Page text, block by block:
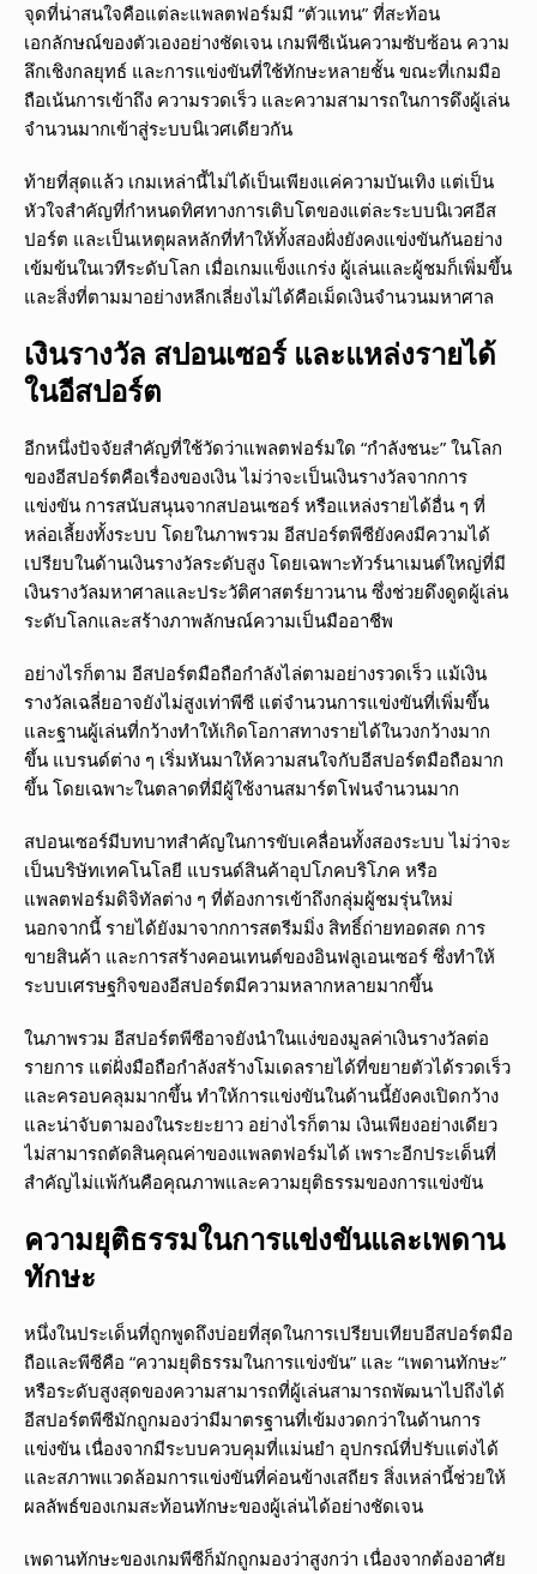
จุดที่น่าสนใจคือแต่ละแพลตฟอร์มมี “ตัวแทน” ที่สะท้อน
เอกลักษณ์ของตัวเองอย่างชัดเจน เกมพีซีเน้นความซับซ้อน ความ
ลึกเชิงกลยุทธ์ และการแข่งขันที่ใช้ทักษะหลายชั้น ขณะที่เกมมือ
ถือเน้นการเข้าถึง ความรวดเร็ว และความสามารถในการดึงผู้เล่น
จำนวนมากเข้าสู่ระบบนิเวศเดียวกัน
ท้ายที่สุดแล้ว เกมเหล่านี้ไม่ได้เป็นเพียงแค่ความบันเทิง แต่เป็น
หัวใจสำคัญที่กำหนดทิศทางการเติบโตของแต่ละระบบนิเวศอีส
ปอร์ต และเป็นเหตุผลหลักที่ทำให้ทั้งสองฝั่งยังคงแข่งขันกันอย่าง
เข้มข้นในเวทีระดับโลก เมื่อเกมแข็งแกร่ง ผู้เล่นและผู้ชมก็เพิ่มขึ้น
และสิ่งที่ตามมาอย่างหลีกเลี่ยงไม่ได้คือเม็ดเงินจำนวนมหาศาล
เงินรางวัล สปอนเซอร์ และแหล่งรายได้
ในอีสปอร์ต
อีกหนึ่งปัจจัยสำคัญที่ใช้วัดว่าแพลตฟอร์มใด “กำลังชนะ” ในโลก
ของอีสปอร์ตคือเรื่องของเงิน ไม่ว่าจะเป็นเงินรางวัลจากการ
แข่งขัน การสนับสนุนจากสปอนเซอร์ หรือแหล่งรายได้อื่น ๆ ที่
หล่อเลี้ยงทั้งระบบ โดยในภาพรวม อีสปอร์ตพีซียังคงมีความได้
เปรียบในด้านเงินรางวัลระดับสูง โดยเฉพาะทัวร์นาเมนต์ใหญ่ที่มี
เงินรางวัลมหาศาลและประวัติศาสตร์ยาวนาน ซึ่งช่วยดึงดูดผู้เล่น
ระดับโลกและสร้างภาพลักษณ์ความเป็นมืออาชีพ
อย่างไรก็ตาม อีสปอร์ตมือถือกำลังไล่ตามอย่างรวดเร็ว แม้เงิน
รางวัลเฉลี่ยอาจยังไม่สูงเท่าพีซี แต่จำนวนการแข่งขันที่เพิ่มขึ้น
และฐานผู้เล่นที่กว้างทำให้เกิดโอกาสทางรายได้ในวงกว้างมาก
ขึ้น แบรนด์ต่าง ๆ เริ่มหันมาให้ความสนใจกับอีสปอร์ตมือถือมาก
ขึ้น โดยเฉพาะในตลาดที่มีผู้ใช้งานสมาร์ตโฟนจำนวนมาก
สปอนเซอร์มีบทบาทสำคัญในการขับเคลื่อนทั้งสองระบบ ไม่ว่าจะ
เป็นบริษัทเทคโนโลยี แบรนด์สินค้าอุปโภคบริโภค หรือ
แพลตฟอร์มดิจิทัลต่าง ๆ ที่ต้องการเข้าถึงกลุ่มผู้ชมรุ่นใหม่
นอกจากนี้ รายได้ยังมาจากการสตรีมมิ่ง สิทธิ์ถ่ายทอดสด การ
ขายสินค้า และการสร้างคอนเทนต์ของอินฟลูเอนเซอร์ ซึ่งทำให้
ระบบเศรษฐกิจของอีสปอร์ตมีความหลากหลายมากขึ้น
ในภาพรวม อีสปอร์ตพีซีอาจยังนำในแง่ของมูลค่าเงินรางวัลต่อ
รายการ แต่ฝั่งมือถือกำลังสร้างโมเดลรายได้ที่ขยายตัวได้รวดเร็ว
และครอบคลุมมากขึ้น ทำให้การแข่งขันในด้านนี้ยังคงเปิดกว้าง
และน่าจับตามองในระยะยาว อย่างไรก็ตาม เงินเพียงอย่างเดียว
ไม่สามารถตัดสินคุณค่าของแพลตฟอร์มได้ เพราะอีกประเด็นที่
สำคัญไม่แพ้กันคือคุณภาพและความยุติธรรมของการแข่งขัน
ความยุติธรรมในการแข่งขันและเพดาน
ทักษะ
หนึ่งในประเด็นที่ถูกพูดถึงบ่อยที่สุดในการเปรียบเทียบอีสปอร์ตมือ
ถือและพีซีคือ “ความยุติธรรมในการแข่งขัน” และ “เพดานทักษะ”
หรือระดับสูงสุดของความสามารถที่ผู้เล่นสามารถพัฒนาไปถึงได้
อีสปอร์ตพีซีมักถูกมองว่ามีมาตรฐานที่เข้มงวดกว่าในด้านการ
แข่งขัน เนื่องจากมีระบบควบคุมที่แม่นยำ อุปกรณ์ที่ปรับแต่งได้
และสภาพแวดล้อมการแข่งขันที่ค่อนข้างเสถียร สิ่งเหล่านี้ช่วยให้
ผลลัพธ์ของเกมสะท้อนทักษะของผู้เล่นได้อย่างชัดเจน
เพดานทักษะของเกมพีซีก็มักถูกมองว่าสูงกว่า เนื่องจากต้องอาศัย